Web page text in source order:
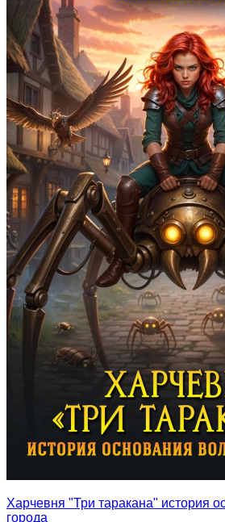
Харчевня "Три таракана" история
города